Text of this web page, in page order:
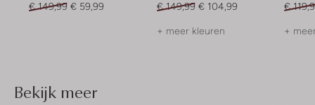
€ 149,99 € 59,99
€ 149,99 € 104,99
+ meer kleuren
€
+
Bekijk meer